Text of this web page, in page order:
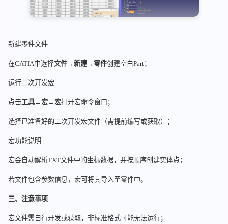
新建零件文件
在CATIA中选择文件→新建→零件创建空白Part；
运行二次开发宏
点击工具→宏→宏打开宏命令窗口；
选择已准备好的二次开发宏文件（需提前编写或获取）；
宏功能说明
宏会自动解析TXT文件中的坐标数据，并按顺序创建实体点；
若文件包含参数信息，宏可将其导入至零件中。
三、注意事项
宏文件需自行开发或获取，非标准格式可能无法运行；